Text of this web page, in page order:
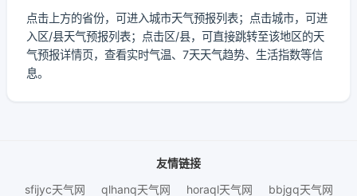
点击上方的省份，可进入城市天气预报列表；点击城市，可进
入区/县天气预报列表；点击区/县，可直接跳转至该地区的天
气预报详情页，查看实时气温、7天天气趋势、生活指数等信
息。
友情链接
sfijyc天气网
qlhanq天气网 horaql天气网 bbjgq天气网